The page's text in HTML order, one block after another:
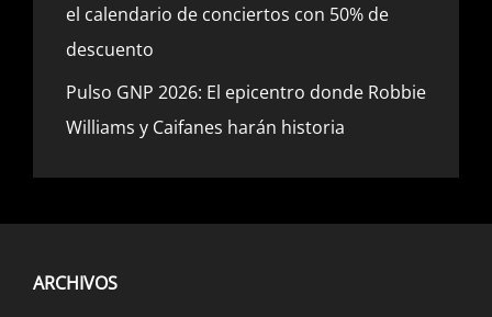
el calendario de conciertos con 50% de
descuento
Pulso GNP 2026: El epicentro donde Robbie
Williams y Caifanes harán historia
ARCHIVOS